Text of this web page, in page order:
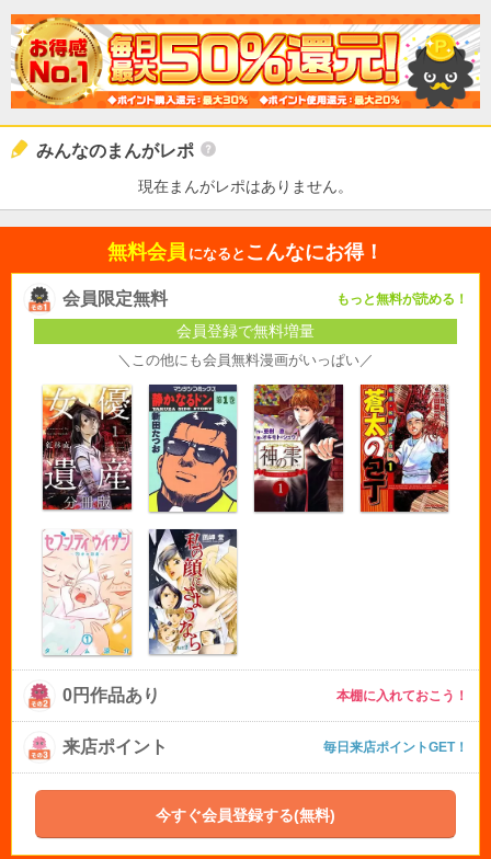
みんなのまんがレポ
現在まんがレポはありません。
無料会員 になると こんなにお得！
会員限定無料 もっと無料が読める！
会員登録で無料増量
＼この他にも会員無料漫画がいっぱい／
0円作品あり 本棚に入れておこう！
来店ポイント 毎日来店ポイントGET！
今すぐ会員登録する(無料)